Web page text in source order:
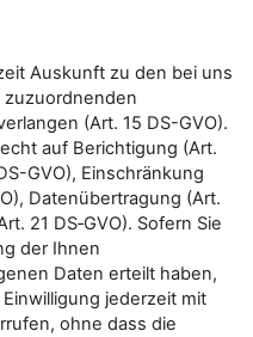
Auskunft zu den bei uns
(Art. 15 DS-GVO).
auf Berichtigung (Art.
GVO), Einschränkung
Datenübertragung (Art.
21 DS‑GVO). Sofern Sie
der Ihnen
Daten erteilt haben,
jederzeit mit
ohne dass die